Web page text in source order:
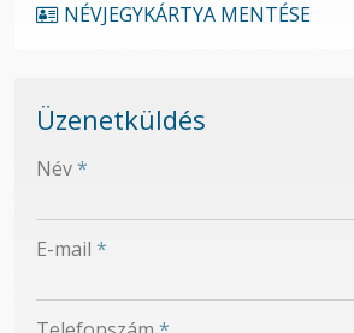
NÉVJEGYKÁRTYA MENTÉSE
Üzenetküldés
Név*
E-mail *